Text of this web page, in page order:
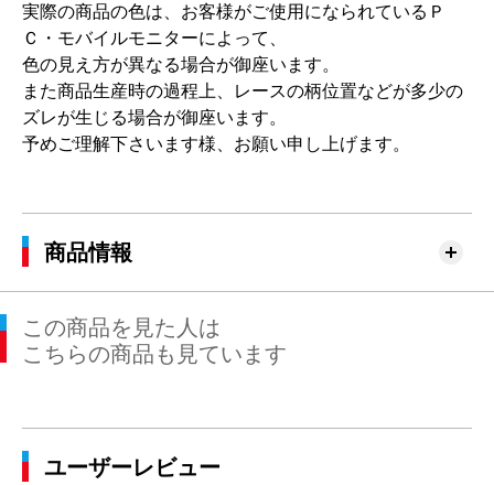
実際の商品の色は、お客様がご使用になられているＰ
Ｃ・モバイルモニターによって、
色の見え方が異なる場合が御座います。
また商品生産時の過程上、レースの柄位置などが多少の
ズレが生じる場合が御座います。
予めご理解下さいます様、お願い申し上げます。
商品情報
この商品を見た人は
こちらの商品も見ています
ユーザーレビュー